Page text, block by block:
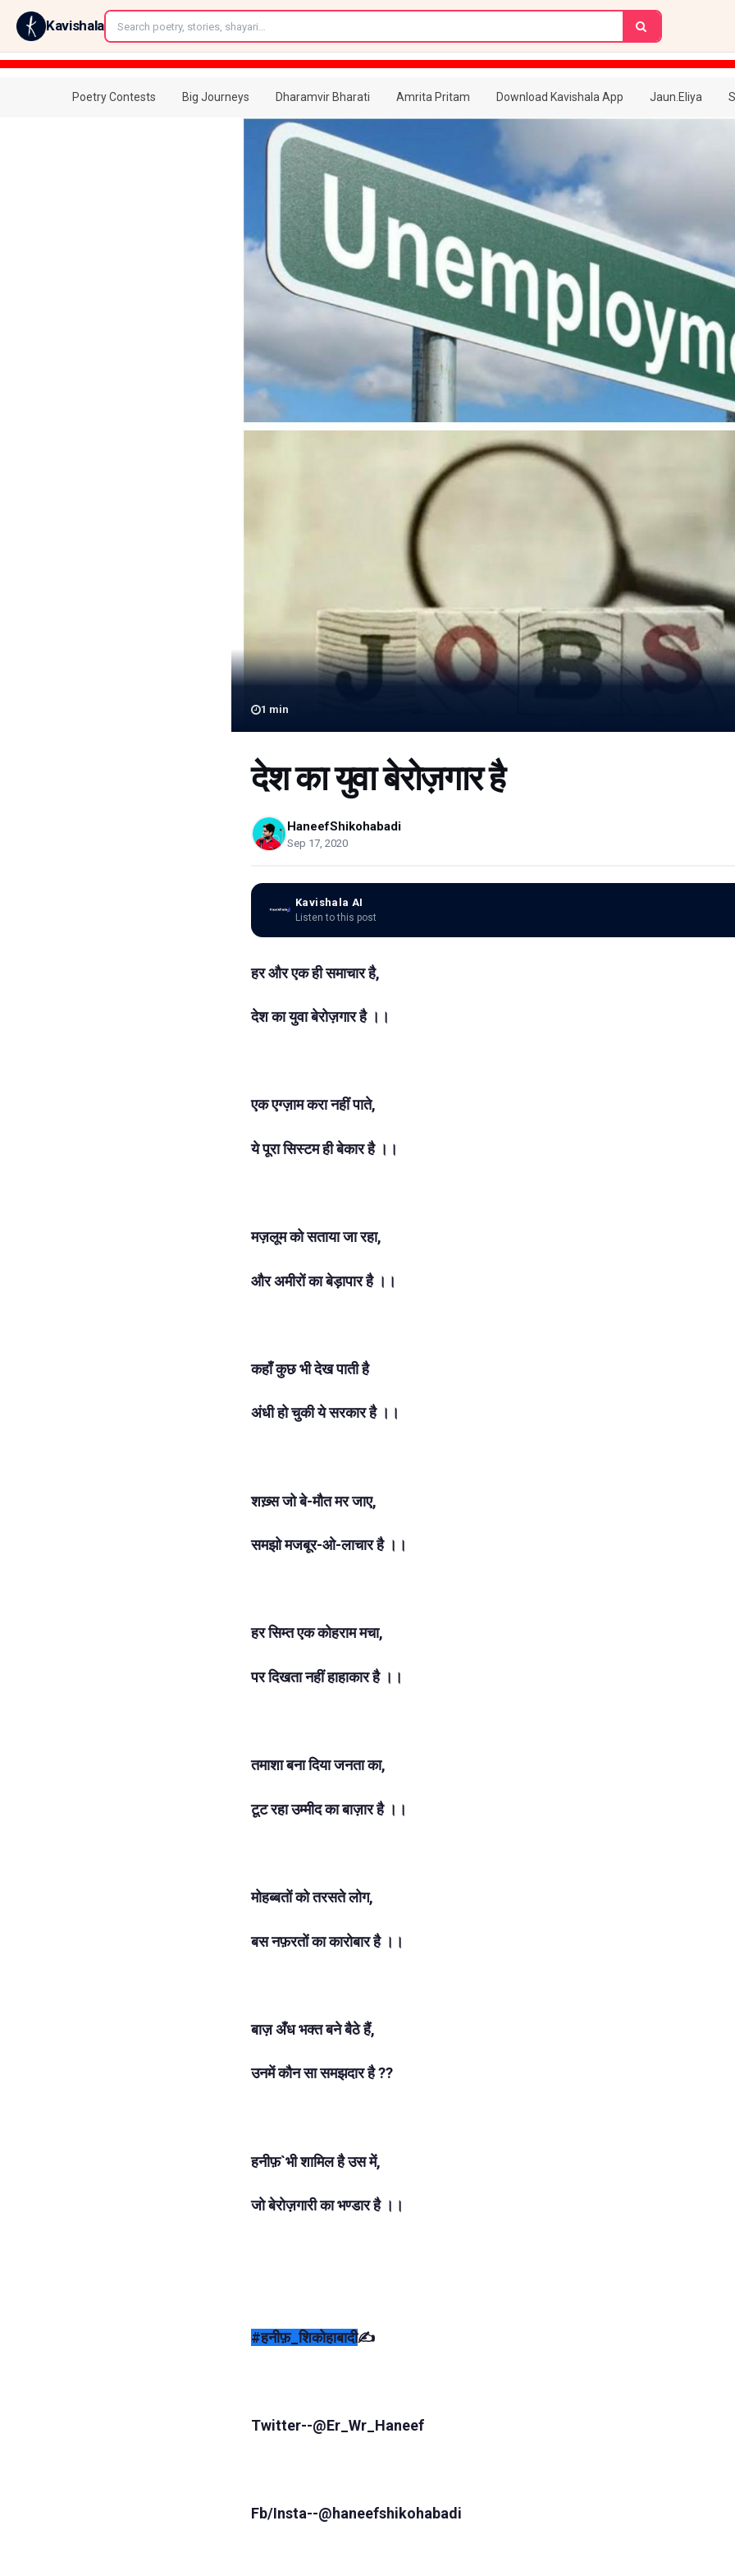
Kavishala
Poetry Contests Big Journeys Dharamvir Bharati Amrita Pritam Download Kavishala App Jaun.Eliya
1 min
देश का युवा बेरोज़गार है
HaneefShikohabadi
Sep 17, 2020
Kavishala AI
Listen to this post
हर और एक ही समाचार है,
देश का युवा बेरोज़गार है ।।
एक एग्ज़ाम करा नहीं पाते,
ये पूरा सिस्टम ही बेकार है ।।
मज़लूम को सताया जा रहा,
और अमीरों का बेड़ापार है ।।
कहाँ कुछ भी देख पाती है
अंधी हो चुकी ये सरकार है ।।
शख़्स जो बे-मौत मर जाए,
समझो मजबूर-ओ-लाचार है ।।
हर सिम्त एक कोहराम मचा,
पर दिखता नहीं हाहाकार है ।।
तमाशा बना दिया जनता का,
टूट रहा उम्मीद का बाज़ार है ।।
मोहब्बतों को तरसते लोग,
बस नफ़रतों का कारोबार है ।।
बाज़ अँध भक्त बने बैठे हैं,
उनमें कौन सा समझदार है ??
हनीफ़`भी शामिल है उस में,
जो बेरोज़गारी का भण्डार है ।।
#हनीफ़_शिकोहाबादी✍️
Twitter--@Er_Wr_Haneef
Fb/Insta--@haneefshikohabadi